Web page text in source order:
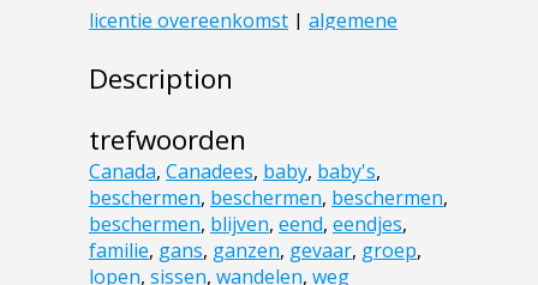
Description
trefwoorden
Canada, Canadees, baby, baby's,
beschermen, beschermen, beschermen,
beschermen, blijven, eend, eendjes,
familie, gans, ganzen, gevaar, groep,
lopen, sissen, wandelen, weg